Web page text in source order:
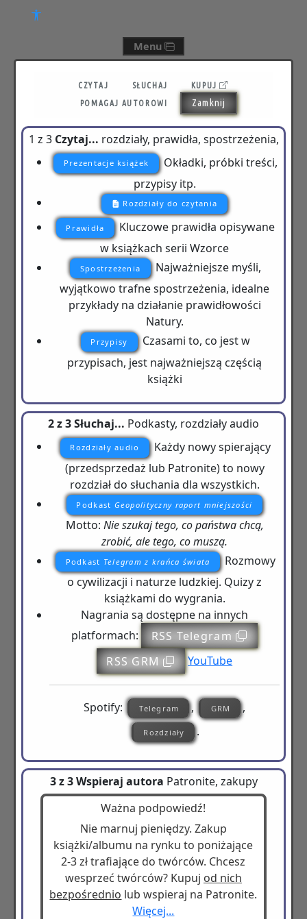
Menu
CZYTAJ SŁUCHAJ KUPUJ
POMAGAJ AUTOROWI Zamknij
1 z 3 Czytaj... rozdziały, prawidła, spostrzeżenia,
Prezentacje książek
Okładki, próbki treści,
przypisy itp.
Rozdziały do czytania
Prawidła
Kluczowe prawidła opisywane
w książkach serii Wzorce
Spostrzeżenia
Najważniejsze myśli,
wyjątkowo trafne spostrzeżenia, idealne
przykłady na działanie prawidłowości
Natury.
Przypisy
Czasami to, co jest w
przypisach, jest najważniejszą częścią
książki
2 z 3 Słuchaj... Podkasty, rozdziały audio
Rozdziały audio
Każdy nowy spierający
(przedsprzedaż lub Patronite) to nowy
rozdział do słuchania dla wszystkich.
Podkast Geopolityczny raport mniejszości
Motto: Nie szukaj tego, co państwa chcą,
zrobić, ale tego, co muszą.
Podkast Telegram z krańca świata
Rozmowy
o cywilizacji i naturze ludzkiej. Quizy z
książkami do wygrania.
Nagrania są dostępne na innych
platformach:
RSS Telegram
RSS GRM
YouTube
Spotify: Telegram , GRM ,
Rozdziały .
3 z 3 Wspieraj autora Patronite, zakupy
Ważna podpowiedź!
Nie marnuj pieniędzy. Zakup
książki/albumu na rynku to poniżające
2-3 zł trafiające do twórców. Chcesz
wesprzeć twórców? Kupuj od nich
bezpośrednio lub wspieraj na Patronite.
Więcej...